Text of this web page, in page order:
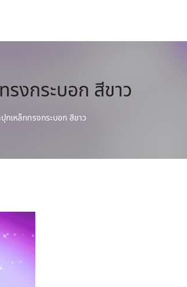
รงกระบอก สีขาว
ปุกเหล็กทรงกระบอก สีขาว